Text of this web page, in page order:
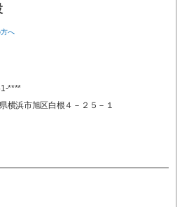
へ
****
横浜市旭区白根４－２５－１